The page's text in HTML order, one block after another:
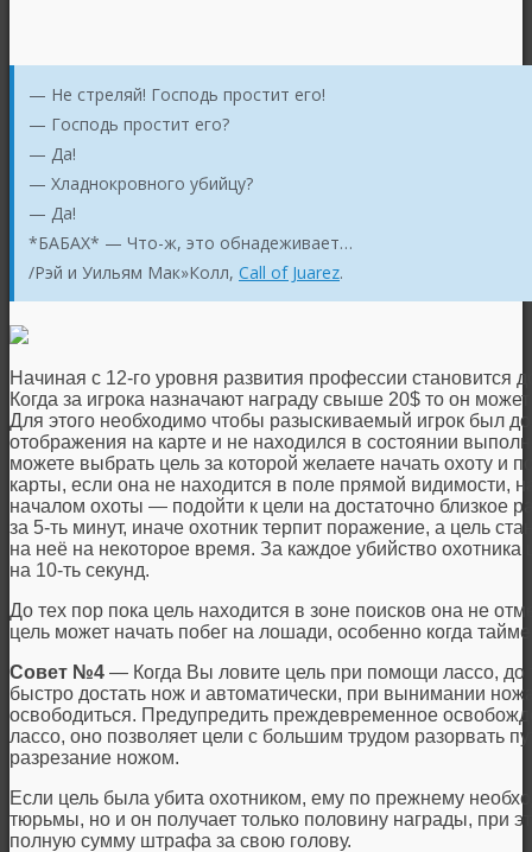
— Не стреляй! Господь простит его!
— Господь простит его?
— Да!
— Хладнокровного убийцу?
— Да!
*БАБАХ* — Что-ж, это обнадеживает…
/Рэй и Уильям Мак»Колл, Call of Juarez.
Начиная с 12-го уровня развития профессии становится
Когда за игрока назначают награду свыше 20$ то он
Для этого необходимо чтобы разыскиваемый игрок был
отображения на карте и не находился в состоянии
можете выбрать цель за которой желаете начать охоту и
карты, если она не находится в поле прямой видимости,
началом охоты — подойти к цели на достаточно близкое
за 5-ть минут, иначе охотник терпит поражение, а цель
на неё на некоторое время. За каждое убийство
на 10-ть секунд.
До тех пор пока цель находится в зоне поисков она не
цель может начать побег на лошади, особенно когда
Совет №4 — Когда Вы ловите цель при помощи лассо, до
быстро достать нож и автоматически, при вынимании
освободиться. Предупредить преждевременное
лассо, оно позволяет цели с большим трудом разорвать
разрезание ножом.
Если цель была убита охотником, ему по прежнему
тюрьмы, но и он получает только половину награды, при
полную сумму штрафа за свою голову.